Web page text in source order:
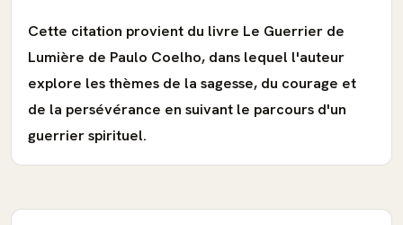
Cette citation provient du livre Le Guerrier de
Lumière de Paulo Coelho, dans lequel l'auteur
explore les thèmes de la sagesse, du courage et
de la persévérance en suivant le parcours d'un
guerrier spirituel.